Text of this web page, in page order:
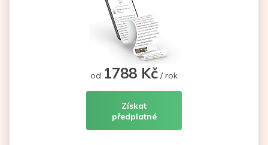
od 1788 Kč / rok
Získat
předplatné